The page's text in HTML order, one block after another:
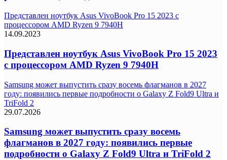
Представлен ноутбук Asus VivoBook Pro 15 2023 с
процессором AMD Ryzen 9 7940H
14.09.2023
Представлен ноутбук Asus VivoBook Pro 15 2023
с процессором AMD Ryzen 9 7940H
Samsung может выпустить сразу восемь флагманов в 2027
году: появились первые подробности о Galaxy Z Fold9 Ultra и
TriFold 2
29.07.2026
Samsung может выпустить сразу восемь
флагманов в 2027 году: появились первые
подробности о Galaxy Z Fold9 Ultra и TriFold 2